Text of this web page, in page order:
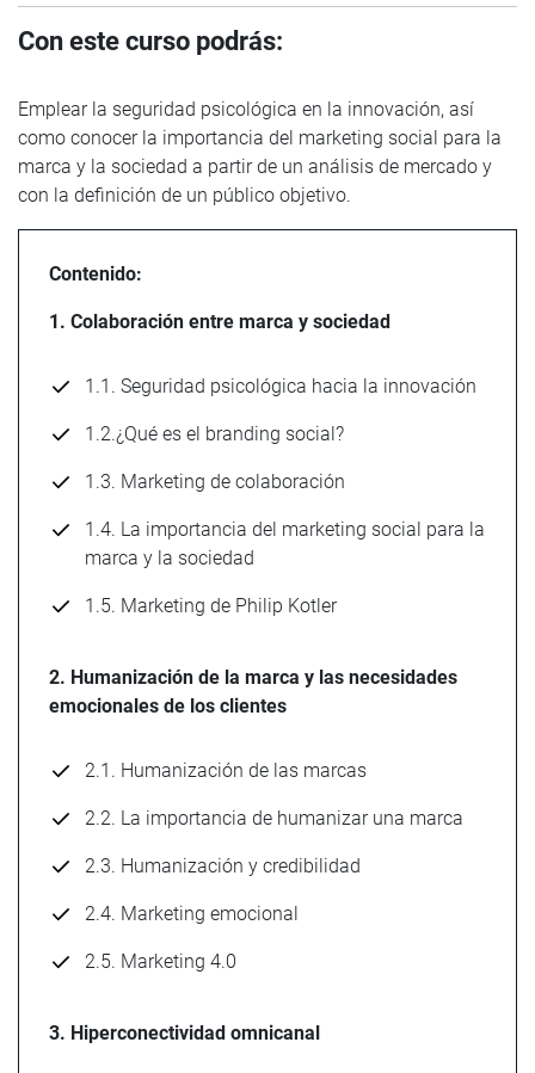
Con este curso podrás:
Emplear la seguridad psicológica en la innovación, así
como conocer la importancia del marketing social para la
marca y la sociedad a partir de un análisis de mercado y
con la definición de un público objetivo.
Contenido:
1. Colaboración entre marca y sociedad
1.1. Seguridad psicológica hacia la innovación
1.2.¿Qué es el branding social?
1.3. Marketing de colaboración
1.4. La importancia del marketing social para la
marca y la sociedad
1.5. Marketing de Philip Kotler
2. Humanización de la marca y las necesidades
emocionales de los clientes
2.1. Humanización de las marcas
2.2. La importancia de humanizar una marca
2.3. Humanización y credibilidad
2.4. Marketing emocional
2.5. Marketing 4.0
3. Hiperconectividad omnicanal